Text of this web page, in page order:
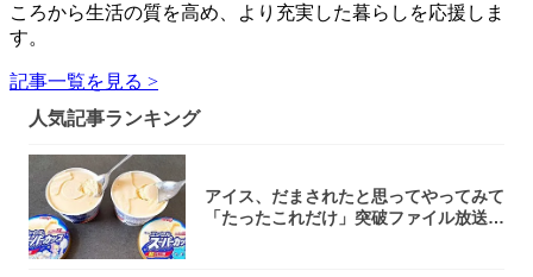
ころから生活の質を高め、より充実した暮らしを応援しま
す。
記事一覧を見る >
人気記事ランキング
アイス、だまされたと思ってやってみて
「たったこれだけ」突破ファイル放送で